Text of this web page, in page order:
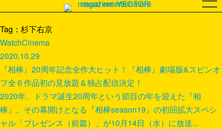
Tag：杉下右京
WatchCinema
2020.10.29
『相棒』20周年記念全作大ヒット！『相棒』劇場版&スピンオ
フ全６作品初の見放題＆独占配信決定！
2020年、ドラマ誕生20周年という節目の年を迎えた『相
棒』。その幕開けとなる『相棒season19』の初回拡大スペシ
ャル「プレゼンス（前篇）」が10月14日（水）に放送...